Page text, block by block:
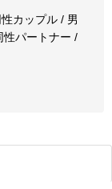
カップル / 男
性パートナー /